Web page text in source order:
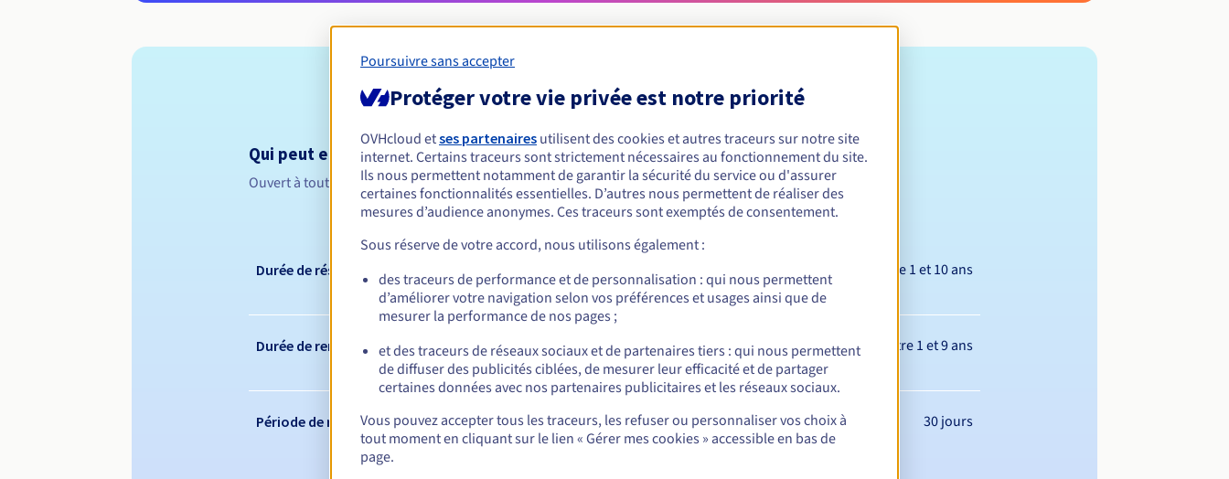
Conditions d'éligibilité
Qui peut enregistrer un .med.pro ?
Ouvert à toutes les personnes physiques ou morales, sans restriction géographique.
Règles de gestion et notifications
Durée de réservation Entre 1 et 10 ans
Durée de renouvellement Entre 1 et 9 ans
Période de rédemption 30 jours
Poursuivre sans accepter
Protéger votre vie privée est notre priorité
OVHcloud etses partenaires utilisent des cookies et autres traceurs sur notre site
internet. Certains traceurs sont strictement nécessaires au fonctionnement du site.
Ils nous permettent notamment de garantir la sécurité du service ou d'assurer
certaines fonctionnalités essentielles. D’autres nous permettent de réaliser des
mesures d’audience anonymes. Ces traceurs sont exemptés de consentement.
Sous réserve de votre accord, nous utilisons également :
des traceurs de performance et de personnalisation : qui nous permettent
d’améliorer votre navigation selon vos préférences et usages ainsi que de
mesurer la performance de nos pages ;
et des traceurs de réseaux sociaux et de partenaires tiers : qui nous permettent
de diffuser des publicités ciblées, de mesurer leur efficacité et de partager
certaines données avec nos partenaires publicitaires et les réseaux sociaux.
Vous pouvez accepter tous les traceurs, les refuser ou personnaliser vos choix à
tout moment en cliquant sur le lien « Gérer mes cookies » accessible en bas de
page.